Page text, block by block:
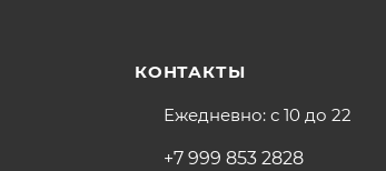
КОНТАКТЫ
Ежедневно: с 10 до 22
+7 999 853 2828